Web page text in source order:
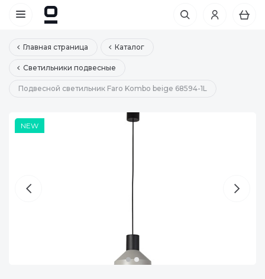
Главная страница Каталог
Светильники подвесные
Подвесной светильник Faro Kombo beige 68594-1L
NEW
NEW